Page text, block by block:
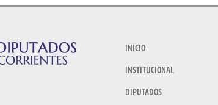
INICIO
INSTITUCIONAL
DIPUTADOS